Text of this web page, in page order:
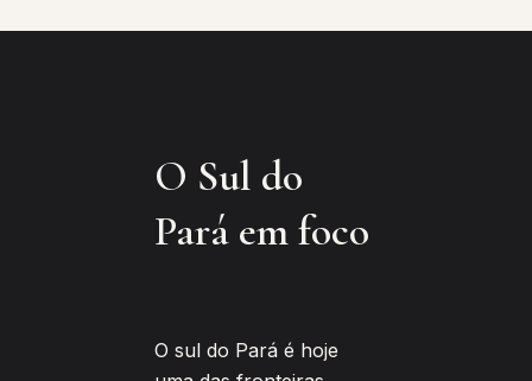
O Sul do
Pará em foco
O sul do Pará é hoje